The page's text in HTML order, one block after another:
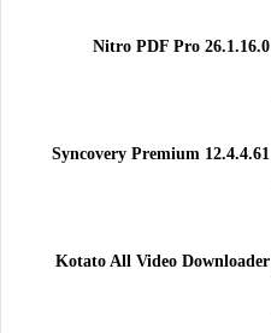
تفعيل برنامج Nitro PDF Pro 26.1.16.0
تفعيل برنامج Kotato All Video Downloader